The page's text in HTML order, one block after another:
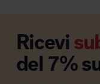
Ricevi
del 7%